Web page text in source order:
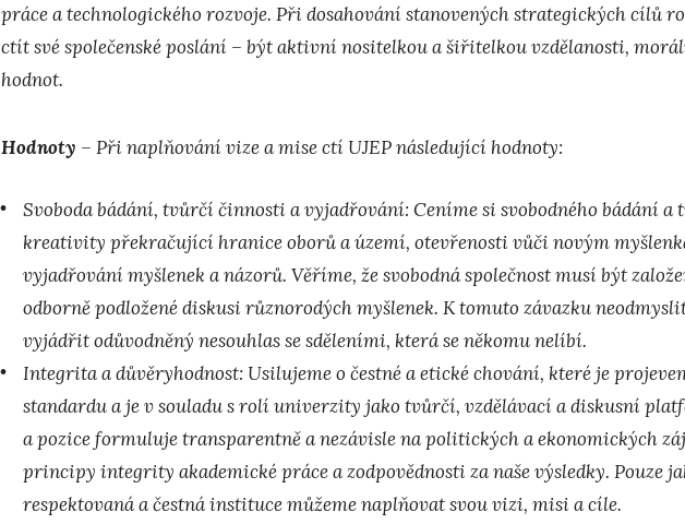
práce a technologického rozvoje. Při dosahování stanovených strategických cílů
ctít své společenské poslání – být aktivní nositelkou a šiřitelkou vzdělanosti,
hodnot.
Hodnoty –⁠ Při naplňování vize a mise ctí UJEP následující hodnoty:
Svoboda bádání, tvůrčí činnosti a vyjadřování: Ceníme si svobodného bádání
kreativity překračující hranice oborů a území, otevřenosti vůči novým
vyjadřování myšlenek a názorů. Věříme, že svobodná společnost musí být
odborně podložené diskusi různorodých myšlenek. K tomuto závazku
vyjádřit odůvodněný nesouhlas se sděleními, která se někomu nelíbí.
Integrita a důvěryhodnost: Usilujeme o čestné a etické chování, které je
standardu a je v souladu s rolí univerzity jako tvůrčí, vzdělávací a diskusní
a pozice formuluje transparentně a nezávisle na politických a ekonomických
principy integrity akademické práce a zodpovědnosti za naše výsledky. Pouze
respektovaná a čestná instituce můžeme naplňovat svou vizi, misi a cíle.